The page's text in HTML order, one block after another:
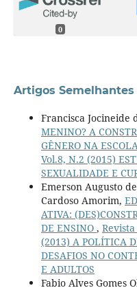
0
Artigos Semelhantes
Francisca Jocineide
MENINO? A
GÊNERO NA ESCOLA
Vol.8, N.2 (2015)
SEXUALIDADE E
Emerson Augusto
Cardoso Amorim,
ATIVA:
DE ENSINO ,
(2013) A POLÍTICA
DESAFIOS NO
E ADULTOS
Fabio Alves Gomes